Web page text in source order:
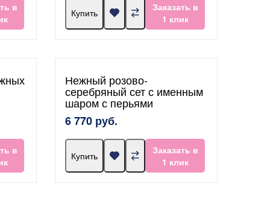
в
Купить
Заказать в
1 клик
в
Нежный розово-
серебряный сет с именным
шаром с перьями
6 770 руб.
Купить
Заказать в
1 клик